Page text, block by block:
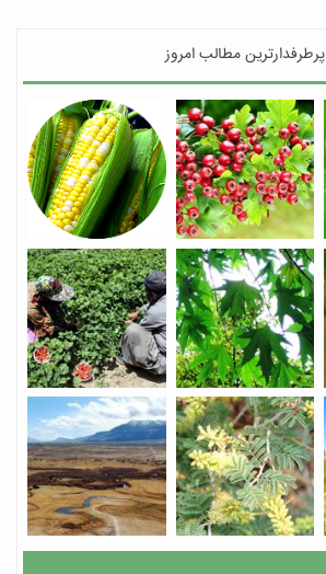
پرطرفدارترین مطالب امروز